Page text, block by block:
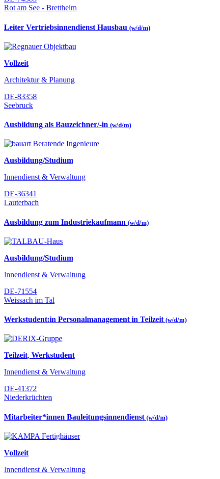
Rot am See - Brettheim
Leiter Vertriebsinnendienst Hausbau (w/d/m)
Vollzeit
Architektur & Planung
DE-83358
Seebruck
Ausbildung als Bauzeichner/-in (w/d/m)
Ausbildung/Studium
Innendienst & Verwaltung
DE-36341
Lauterbach
Ausbildung zum Industriekaufmann (w/d/m)
Ausbildung/Studium
Innendienst & Verwaltung
DE-71554
Weissach im Tal
Werkstudent:in Personalmanagement in Teilzeit (w/d/m)
Teilzeit, Werkstudent
Innendienst & Verwaltung
DE-41372
Niederkrüchten
Mitarbeiter*innen Bauleitungsinnendienst (w/d/m)
Vollzeit
Innendienst & Verwaltung